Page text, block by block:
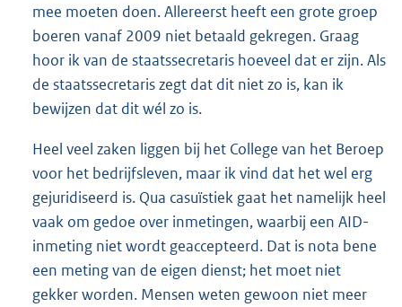
mee moeten doen. Allereerst heeft een grote groep
boeren vanaf 2009 niet betaald gekregen. Graag
hoor ik van de staatssecretaris hoeveel dat er zijn. Als
de staatssecretaris zegt dat dit niet zo is, kan ik
bewijzen dat dit wél zo is.
Heel veel zaken liggen bij het College van het Beroep
voor het bedrijfsleven, maar ik vind dat het wel erg
gejuridiseerd is. Qua casuïstiek gaat het namelijk heel
vaak om gedoe over inmetingen, waarbij een AID-
inmeting niet wordt geaccepteerd. Dat is nota bene
een meting van de eigen dienst; het moet niet
gekker worden. Mensen weten gewoon niet meer